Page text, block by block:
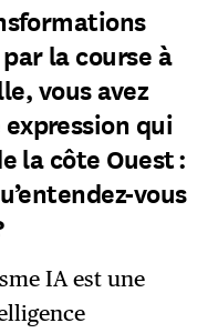
la course à
vous avez
qui
la côte Ouest :
vous
IA est une